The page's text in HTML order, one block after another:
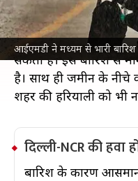
आईएमडी ने मध्यम से भारी
मौसम तंत्र इस क्षेत्र की
विभाग (IMD) ने बताया
साथ 50 किलोमीटर
सकती हैं। इस बारिश से
है। साथ ही जमीन के नीचे
शहर की हरियाली को भी
दिल्ली-NCR की हवा
बारिश के कारण